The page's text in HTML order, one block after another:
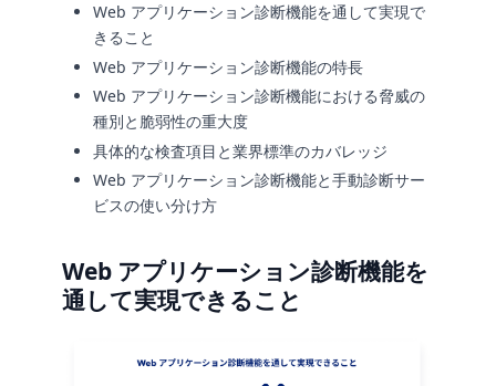
Web アプリケーション診断機能を通して実現で
きること
Web アプリケーション診断機能の特長
Web アプリケーション診断機能における脅威の
種別と脆弱性の重大度
具体的な検査項目と業界標準のカバレッジ
Web アプリケーション診断機能と手動診断サー
ビスの使い分け方
Web アプリケーション診断機能を
通して実現できること